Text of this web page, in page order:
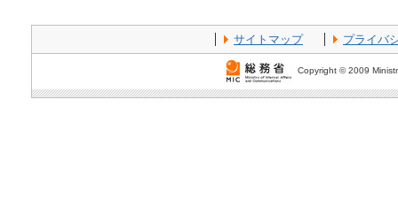
サイトマップ プライバ
Copyright © 2009